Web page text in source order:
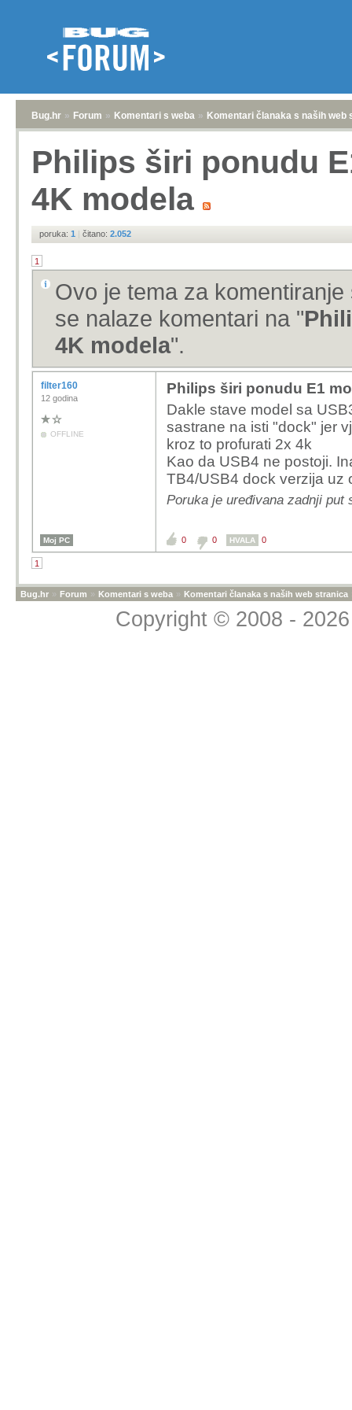
Bug.hr » Forum » Komentari s weba » Komentari članaka s naših web
Philips širi ponudu
4K modela
poruka: 1 | čitano: 2.052
1
Ovo je tema za
se nalaze komentari na "
4K modela".
filter160
12 godina
OFFLINE
Philips širi ponudu E1
Dakle stave model sa
sastrane na isti "dock" jer
kroz to profurati 2x 4k
Kao da USB4 ne postoji.
TB4/USB4 dock verzija uz
Poruka je uređivana zadnji put
Moj PC 0 0 HVALA 0
1
Bug.hr » Forum » Komentari s weba » Komentari članaka s naših web stranica
Copyright © 2008 -